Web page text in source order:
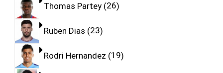
Thomas Partey 26
Ruben Dias 23
Rodri Hernandez 19